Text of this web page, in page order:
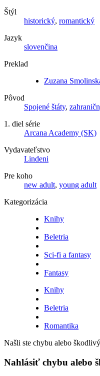
Štýl
historický, romantický
Jazyk
slovenčina
Preklad
Zuzana
Pôvod
Spojené štáty,
1. diel série
Arcana Academy (SK)
Vydavateľstvo
Lindeni
Pre koho
new adult, young adult
Kategorizácia
Knihy
Beletria
Sci-fi a fantasy
Fantasy
Knihy
Beletria
Romantika
Našli ste chybu alebo
Nahlásiť chybu alebo